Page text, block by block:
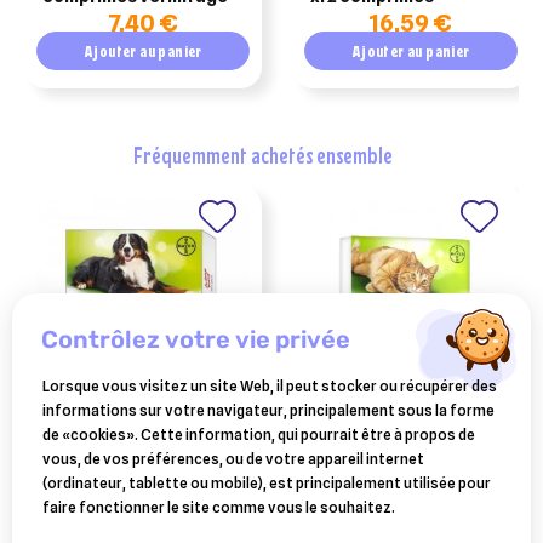
7,40 €
Ajouter au panier
16,59 €
Ajouter au panier
fréquemment achetés ensemble
VÉTOQUINOL
drontal xl 2 comprimés
(pochettes)
14,49 €
VÉTOQUINOL
drontal chat duo vermifuge
4 comprimés
11,66 €
contrôlez votre vie privée
Lorsque vous visitez un site Web, il peut stocker ou récupérer des
informations sur votre navigateur, principalement sous la forme
de «cookies». Cette information, qui pourrait être à propos de
vous, de vos préférences, ou de votre appareil internet
(ordinateur, tablette ou mobile), est principalement utilisée pour
faire fonctionner le site comme vous le souhaitez.